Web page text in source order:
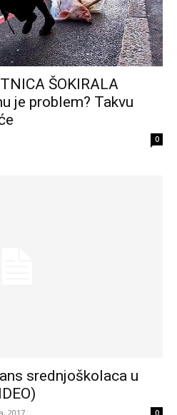
ŠOKIRALA
je problem? Takvu
0
srednjoškolaca u
2017 0